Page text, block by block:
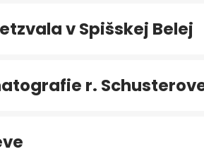
v Spišskej Belej
r.